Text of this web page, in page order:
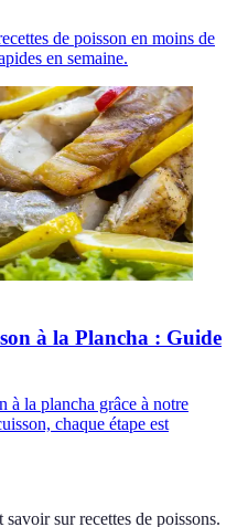
de poisson en moins de
en semaine.
à la Plancha : Guide
à la plancha grâce à notre
chaque étape est
savoir sur recettes de poissons.